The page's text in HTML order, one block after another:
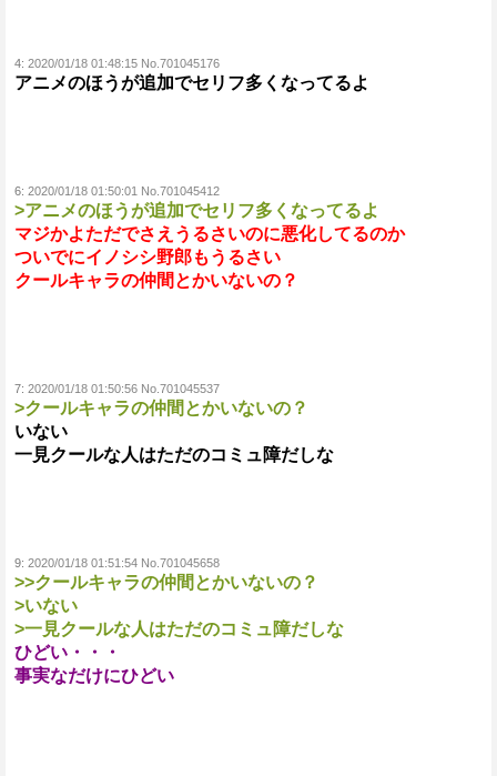
4: 2020/01/18 01:48:15 No.701045176
アニメのほうが追加でセリフ多くなってるよ
6: 2020/01/18 01:50:01 No.701045412
>アニメのほうが追加でセリフ多くなってるよ
マジかよただでさえうるさいのに悪化してるのか
ついでにイノシシ野郎もうるさい
クールキャラの仲間とかいないの？
7: 2020/01/18 01:50:56 No.701045537
>クールキャラの仲間とかいないの？
いない
一見クールな人はただのコミュ障だしな
9: 2020/01/18 01:51:54 No.701045658
>>クールキャラの仲間とかいないの？
>いない
>一見クールな人はただのコミュ障だしな
ひどい・・・
事実なだけにひどい